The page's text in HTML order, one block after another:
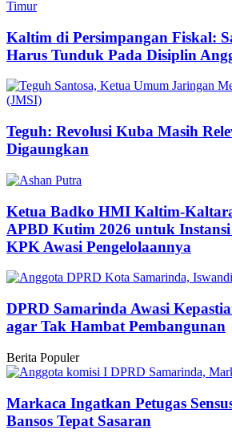
Kaltim di Persimpangan Fiskal:
Harus Tunduk Pada Disiplin
Teguh: Revolusi Kuba Masih
Digaungkan
Ketua Badko HMI Kaltim-
APBD Kutim 2026 untuk
KPK Awasi Pengelolaannya
DPRD Samarinda Awasi
agar Tak Hambat Pembangunan
Berita Populer
Markaca Ingatkan Petugas
Bansos Tepat Sasaran